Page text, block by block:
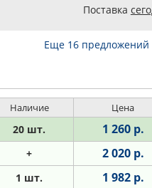
Поставка
Еще 16 предложений
Наличие Цена
20 шт. 1 260 р.
+ 2 020 р.
1 шт. 1 982 р.